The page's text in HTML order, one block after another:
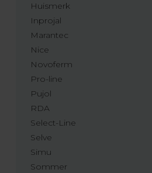
Huismerk
Inprojal
Marantec
Nice
Novoferm
Pro-line
Pujol
RDA
Select-Line
Selve
Simu
Sommer